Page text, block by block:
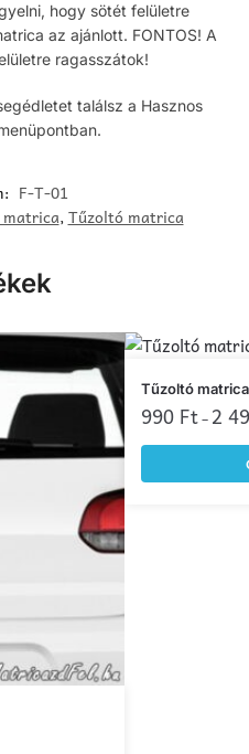
hogy sötét felületre
az ajánlott. FONTOS! A
ragasszátok!
találsz a Hasznos
F-T-01
matrica,Tűzoltó matrica
Tűzoltó
990 Ft– 2
Ennek
a
terméknek